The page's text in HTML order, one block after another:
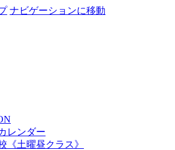
ナビゲーションに移動
レンダー
《土曜昼クラス》